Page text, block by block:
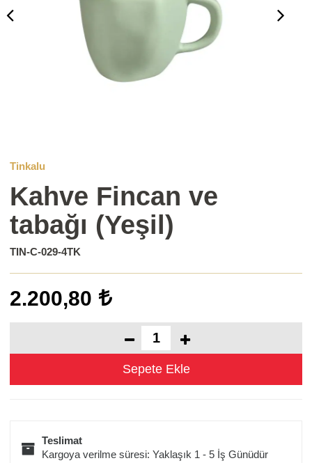
Tinkalu
Kahve Fincan ve
tabağı (Yeşil)
TIN-C-029-4TK
2.200,80
Teslimat
Kargoya verilme süresi: Yaklaşık 1 - 5 İş Günüdür